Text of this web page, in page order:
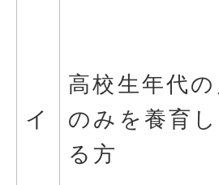
イ
高校生年代
のみを養育
る方